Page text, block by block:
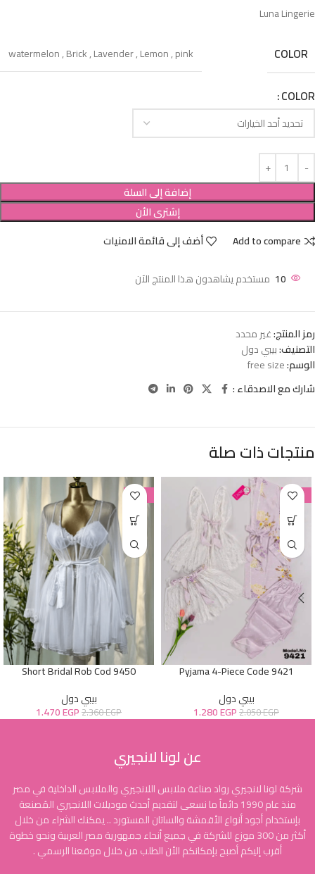
Luna Lingerie
COLOR
watermelon,Brick,Lavender,Lemon,pink
COLOR
إضافة إلى السلة
إشترى الأن
Add to compare
أضف إلى قائمة الامنيات
10 مستخدم يشاهدون هذا المنتج الآن
رمز المنتج:غير محدد
التصنيف:بيبي دول
الوسم:free size
شارك مع الاصدقاء :
منتجات ذات صلة
-38%
Pyjama 4-Piece Code 9421
بيبي دول
2.050EGP
1.280EGP
-38%
Short Bridal Rob Cod 9450
بيبي دول
2.360EGP
1.470EGP
عن لونا لانجيري
شركة لونا لانجيري رواد صناعة ملابس اللانجيري والملابس الداخلية في مصر
منذ عام 1990 دائماً ما نسعى لتقديم أحدث موديلات اللانجيري المُصنعة
بإستخدام أجود أنواع الأقمشة والساتان المستورد .. يمكنك الشراء من خلال
أكثر من 300 موزع للشركة في جميع أنحاء جمهورية مصر العربية ونحو خطوة
أقرب إليكم أصبح بإمكانكم الأن الطلب من خلال موقعنا الرسمي .